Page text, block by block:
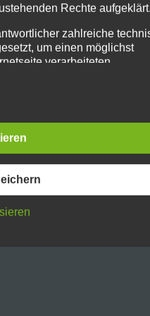
Taggedchernobyl ,
Rechte aufgeklärt.
zahlreiche
um einen möglichst
verarbeiteten
Sicherheitslücken
gewährleistet werden
Wegen,
die durch den
beim Erlass der